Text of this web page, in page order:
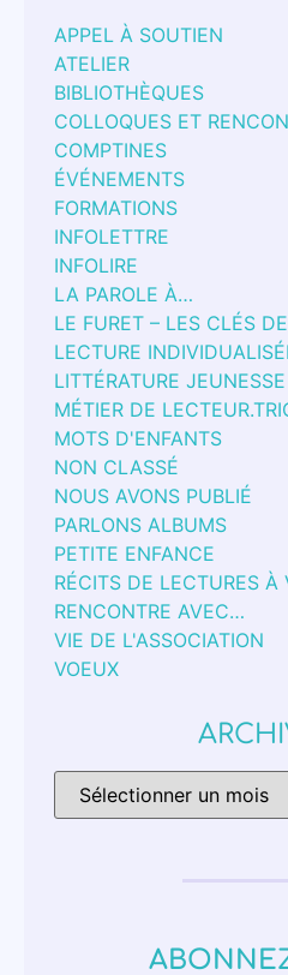
APPEL À SOUTIEN
ATELIER
BIBLIOTHÈQUES
COLLOQUES ET
COMPTINES
ÉVÉNEMENTS
FORMATIONS
INFOLETTRE
INFOLIRE
LA PAROLE À…
LE FURET – LES CLÉS
LECTURE
LITTÉRATURE JEUNESSE
MÉTIER DE
MOTS D'ENFANTS
NON CLASSÉ
NOUS AVONS PUBLIÉ
PARLONS ALBUMS
PETITE ENFANCE
RÉCITS DE LECTURES À
RENCONTRE AVEC…
VIE DE L'ASSOCIATION
VOEUX